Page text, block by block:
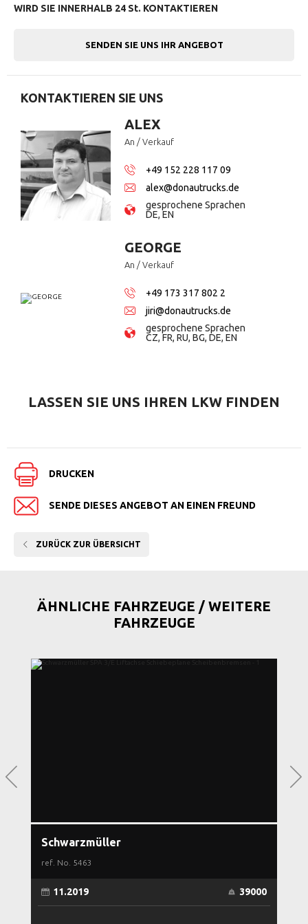
WIRD SIE INNERHALB 24 St. KONTAKTIEREN
SENDEN SIE UNS IHR ANGEBOT
KONTAKTIEREN SIE UNS
ALEX
An / Verkauf
+49 152 228 117 09
alex@donautrucks.de
gesprochene Sprachen
DE, EN
GEORGE
An / Verkauf
+49 173 317 802 2
jiri@donautrucks.de
gesprochene Sprachen
CZ, FR, RU, BG, DE, EN
LASSEN SIE UNS IHREN LKW FINDEN
DRUCKEN
SENDE DIESES ANGEBOT AN EINEN FREUND
ZURÜCK ZUR ÜBERSICHT
ÄHNLICHE FAHRZEUGE / WEITERE
FAHRZEUGE
Schwarzmüller
ref. No. 5463
11.2019 39000